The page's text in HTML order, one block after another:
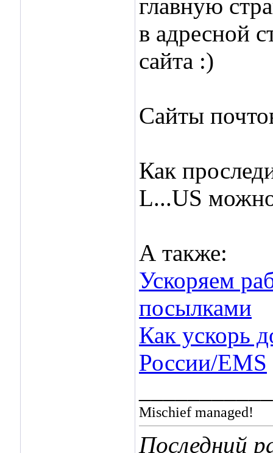
главную
в адресной
сайта :)
Сайты
Как
L...US
А также:
Ускоряем
посылками
Как ускорь
России/EMS
Mischief managed!
Последний